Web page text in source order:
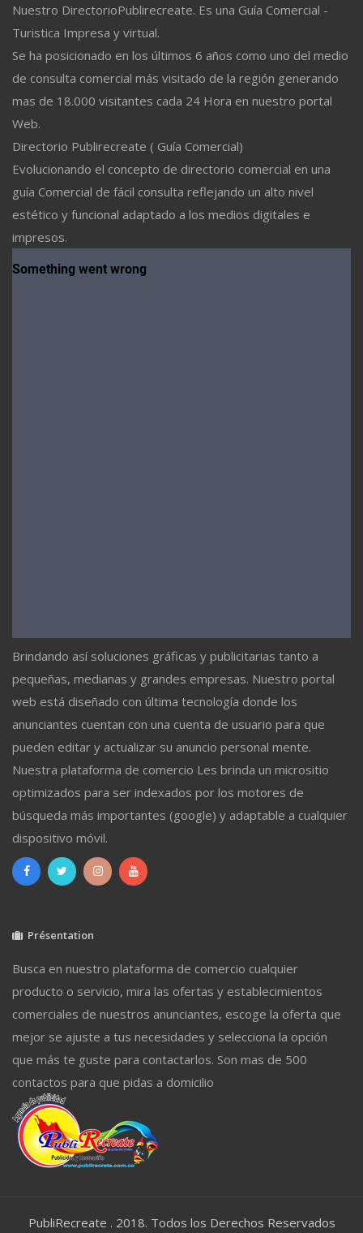
Nuestro DirectorioPublirecreate. Es una Guía Comercial -
Turistica Impresa y virtual.
Se ha posicionado en los últimos 6 años como uno del medio
de consulta comercial más visitado de la región generando
mas de 18.000 visitantes cada 24 Hora en nuestro portal
Web.
Directorio Publirecreate ( Guía Comercial)
Evolucionando el concepto de directorio comercial en una
guía Comercial de fácil consulta reflejando un alto nivel
estético y funcional adaptado a los medios digitales e
impresos.
Brindando así soluciones gráficas y publicitarias tanto a
pequeñas, medianas y grandes empresas. Nuestro portal
web está diseñado con última tecnología donde los
anunciantes cuentan con una cuenta de usuario para que
pueden editar y actualizar su anuncio personal mente.
Nuestra plataforma de comercio Les brinda un micrositio
optimizados para ser indexados por los motores de
búsqueda más importantes (google) y adaptable a cualquier
dispositivo móvil.
Présentation
Busca en nuestro plataforma de comercio cualquier
producto o servicio, mira las ofertas y establecimientos
comerciales de nuestros anunciantes, escoge la oferta que
mejor se ajuste a tus necesidades y selecciona la opción
que más te guste para contactarlos. Son mas de 500
contactos para que pidas a domicilio
PubliRecreate . 2018. Todos los Derechos Reservados